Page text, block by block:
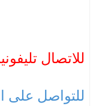
للاتصال
للتواصل على